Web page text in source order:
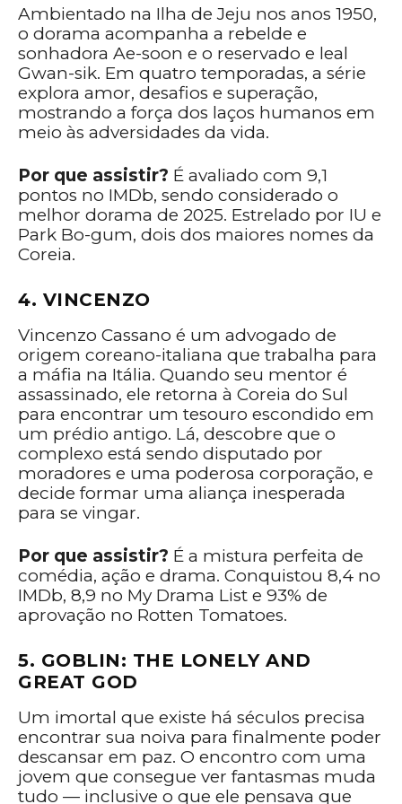
Ambientado na Ilha de Jeju nos anos 1950,
o dorama acompanha a rebelde e
sonhadora Ae-soon e o reservado e leal
Gwan-sik. Em quatro temporadas, a série
explora amor, desafios e superação,
mostrando a força dos laços humanos em
meio às adversidades da vida.
Por que assistir? É avaliado com 9,1
pontos no IMDb, sendo considerado o
melhor dorama de 2025. Estrelado por IU e
Park Bo-gum, dois dos maiores nomes da
Coreia.
4. VINCENZO
Vincenzo Cassano é um advogado de
origem coreano-italiana que trabalha para
a máfia na Itália. Quando seu mentor é
assassinado, ele retorna à Coreia do Sul
para encontrar um tesouro escondido em
um prédio antigo. Lá, descobre que o
complexo está sendo disputado por
moradores e uma poderosa corporação, e
decide formar uma aliança inesperada
para se vingar.
Por que assistir? É a mistura perfeita de
comédia, ação e drama. Conquistou 8,4 no
IMDb, 8,9 no My Drama List e 93% de
aprovação no Rotten Tomatoes.
5. GOBLIN: THE LONELY AND
GREAT GOD
Um imortal que existe há séculos precisa
encontrar sua noiva para finalmente poder
descansar em paz. O encontro com uma
jovem que consegue ver fantasmas muda
tudo — inclusive o que ele pensava que